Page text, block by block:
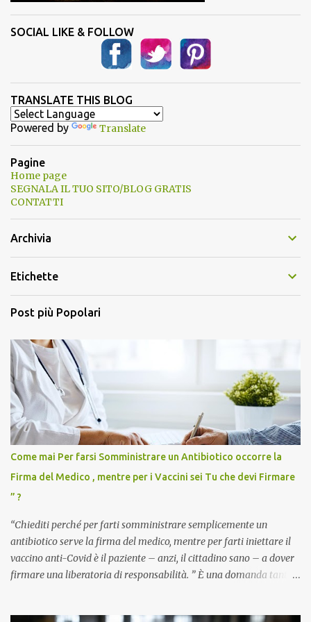
SOCIAL LIKE & FOLLOW
TRANSLATE THIS BLOG
Powered by Translate
Pagine
Home page
SEGNALA IL TUO SITO/BLOG GRATIS
CONTATTI
Archivia
Etichette
Post più Popolari
Come mai Per farsi Somministrare un Antibiotico occorre la
Firma del Medico , mentre per i Vaccini sei Tu che devi Firmare
” ?
“Chiediti perché per farti somministrare semplicemente un
antibiotico serve la firma del medico, mentre per farti iniettare il
vaccino anti-Covid è il paziente – anzi, il cittadino sano – a dover
firmare una liberatoria di responsabilità. ” È una domanda tanto